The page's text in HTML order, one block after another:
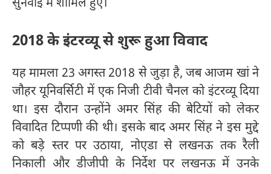
सुनवाई में शामिल हुए।
2018 के इंटरव्यू से शुरू हुआ विवाद
यह मामला 23 अगस्त 2018 से जुड़ा है, जब आजम खां ने
जौहर यूनिवर्सिटी में एक निजी टीवी चैनल को इंटरव्यू दिया
था। इस दौरान उन्होंने अमर सिंह की बेटियों को लेकर
विवादित टिप्पणी की थी। इसके बाद अमर सिंह ने इस मुद्दे
को बड़े स्तर पर उठाया, नोएडा से लखनऊ तक रैली
निकाली और डीजीपी के निर्देश पर लखनऊ में उनके